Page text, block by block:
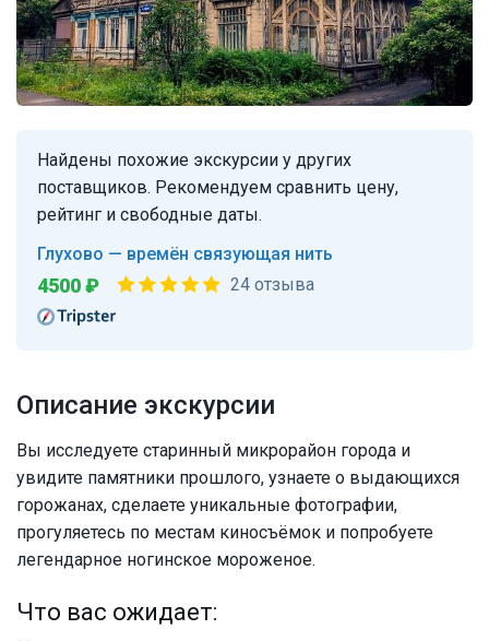
Описание экскурсии
Вы исследуете старинный микрорайон города и
увидите памятники прошлого, узнаете о выдающихся
горожанах, сделаете уникальные фотографии,
прогуляетесь по местам киносъёмок и попробуете
легендарное ногинское мороженое.
Что вас ожидает:
Найдены похожие экскурсии у других
поставщиков. Рекомендуем сравнить цену,
рейтинг и свободные даты.
Глухово — времён связующая нить
4500 ₽ 24 отзыва